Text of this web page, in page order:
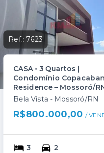
Ref.: 7623
CASA • 3 Quartos |
Condomínio
Residence – Mossoró/
Bela Vista - Mossoró/RN
R$800.000,00 /
3
2